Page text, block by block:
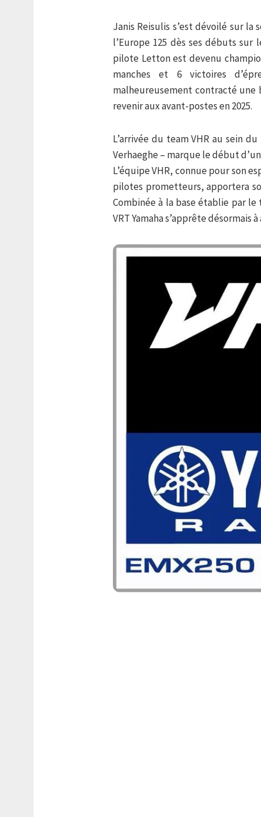
Janis Reisulis s’est dévoilé sur
l’Europe 125 dès ses débuts sur
pilote Letton est devenu
manches et 6 victoires
malheureusement contracté une
revenir aux avant-postes en 2025.
L’arrivée du team VHR au sein
Verhaeghe – marque le début
L’équipe VHR, connue pour son
pilotes prometteurs, apportera
Combinée à la base établie par
VRT Yamaha s’apprête désormais